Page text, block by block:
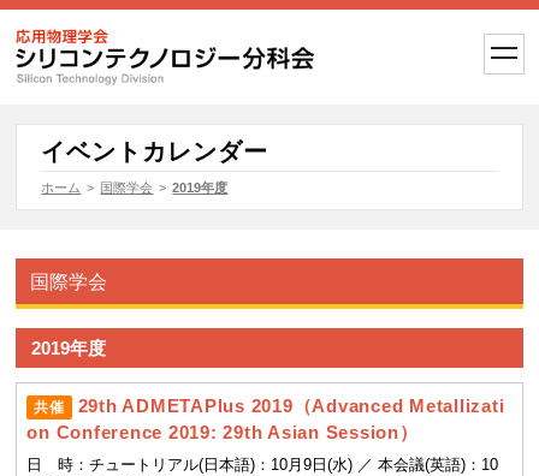
t
o
l
i
o
イベントカレンダー
ホーム > 国際学会 > 2019年度
国際学会
2019年度
共催
29th ADMETAPlus 2019（Advanced Metallizati
on Conference 2019: 29th Asian Session）
日 時：チュートリアル(日本語)：10月9日(水) ／ 本会議(英語)：10